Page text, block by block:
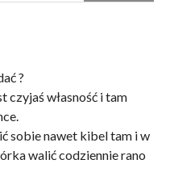
?
czyjaś własność i tam
sobie nawet kibel tam i w
walić codziennie rano